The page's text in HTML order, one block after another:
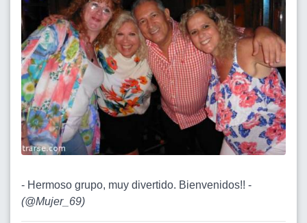
- Hermoso grupo, muy divertido. Bienvenidos!! -
(@Mujer_69)